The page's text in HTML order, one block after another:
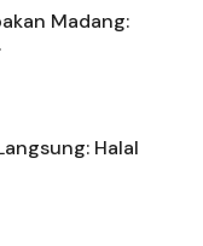
Madang:
Halal